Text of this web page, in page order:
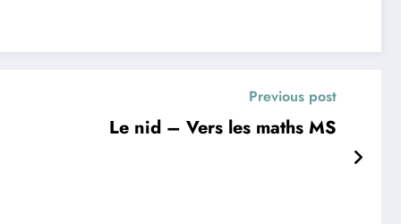
Previous post
Le nid – Vers les maths MS